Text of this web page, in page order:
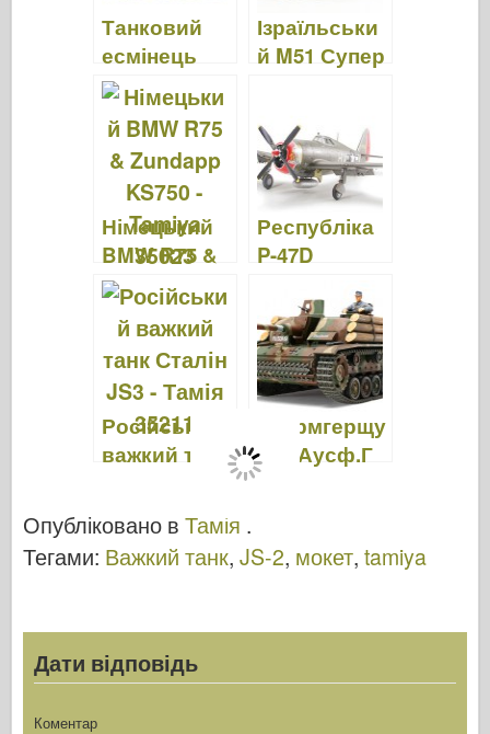
Танковий
есмінець
М10 – Тамія
89554
Ізраїльськи
й M51 Супер
Німецький
BMW R75 &
Zundapp
KS750 –
Tamiya 35023
Республіка
P-47D
Thunderbolt –
"Бритва" –
Тамія 61086
Російський
важкий танк
Тамія 35211
Стурмгерщу
ц III Аусф.Г
Опубліковано в Тамія .
Тегами: Важкий танк, JS-2, мокет, tamiya
Дати відповідь
Коментар